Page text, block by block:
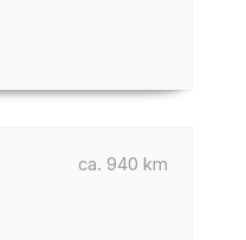
ca. 940 km